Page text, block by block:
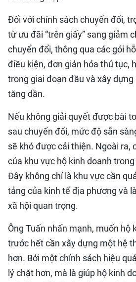
Đối với chính sách chuyển đổi,
từ ưu đãi “trên giấy” sang giảm
chuyển đổi, thông qua các gói
điều kiện, đơn giản hóa thủ tục,
trong giai đoạn đầu và xây dựng
tăng dần.
Nếu không giải quyết được bài
sau chuyển đổi, mức độ sẵn
sẽ khó được cải thiện. Ngoài ra,
của khu vực hộ kinh doanh
Đây không chỉ là khu vực cần
tảng của kinh tế địa phương và
xã hội quan trọng.
Ông Tuấn nhấn mạnh, muốn hộ
trước hết cần xây dựng một hệ
hơn. Bởi một chính sách hiệu
lý chặt hơn, mà là giúp hộ kinh